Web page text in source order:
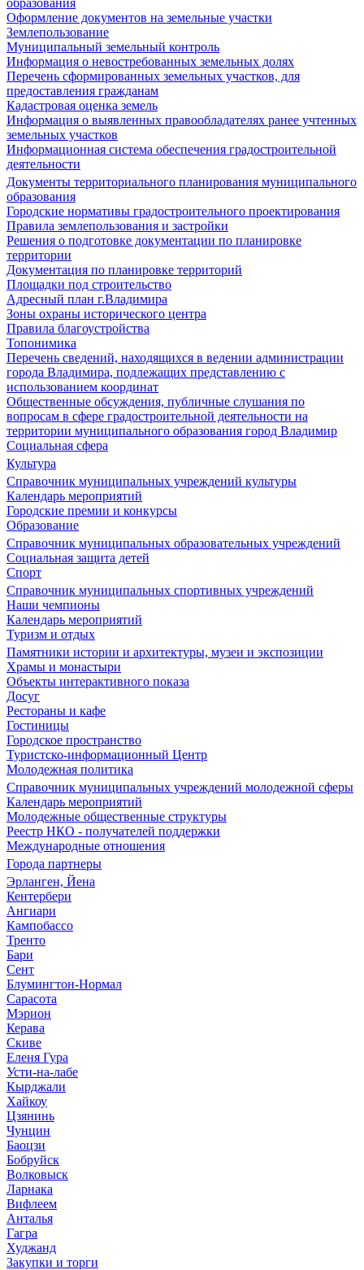
образования
Оформление документов на земельные участки
Землепользование
Муниципальный земельный контроль
Информация о невостребованных земельных долях
Перечень сформированных земельных участков, для
предоставления гражданам
Кадастровая оценка земель
Информация о выявленных правообладателях ранее учтенных
земельных участков
Информационная система обеспечения градостроительной
деятельности
Документы территориального планирования муниципального
образования
Городские нормативы градостроительного проектирования
Правила землепользования и застройки
Решения о подготовке документации по планировке
территории
Документация по планировке территорий
Площадки под строительство
Адресный план г.Владимира
Зоны охраны исторического центра
Правила благоустройства
Топонимика
Перечень сведений, находящихся в ведении администрации
города Владимира, подлежащих представлению с
использованием координат
Общественные обсуждения, публичные слушания по
вопросам в сфере градостроительной деятельности на
территории муниципального образования город Владимир
Социальная сфера
Культура
Справочник муниципальных учреждений культуры
Календарь мероприятий
Городские премии и конкурсы
Образование
Справочник муниципальных образовательных учреждений
Социальная защита детей
Спорт
Справочник муниципальных спортивных учреждений
Наши чемпионы
Календарь мероприятий
Туризм и отдых
Памятники истории и архитектуры, музеи и экспозиции
Храмы и монастыри
Объекты интерактивного показа
Досуг
Рестораны и кафе
Гостиницы
Городское пространство
Туристско-информационный Центр
Молодежная политика
Справочник муниципальных учреждений молодежной сферы
Календарь мероприятий
Молодежные общественные структуры
Реестр НКО - получателей поддержки
Международные отношения
Города партнеры
Эрланген, Йена
Кентербери
Ангиари
Кампобассо
Тренто
Бари
Сент
Блумингтон-Нормал
Сарасота
Мэрион
Керава
Скиве
Еленя Гура
Усти-на-лабе
Кырджали
Хайкоу
Цзянинь
Чунцин
Баоцзи
Бобруйск
Волковыск
Ларнака
Вифлеем
Анталья
Гагра
Худжанд
Закупки и торги